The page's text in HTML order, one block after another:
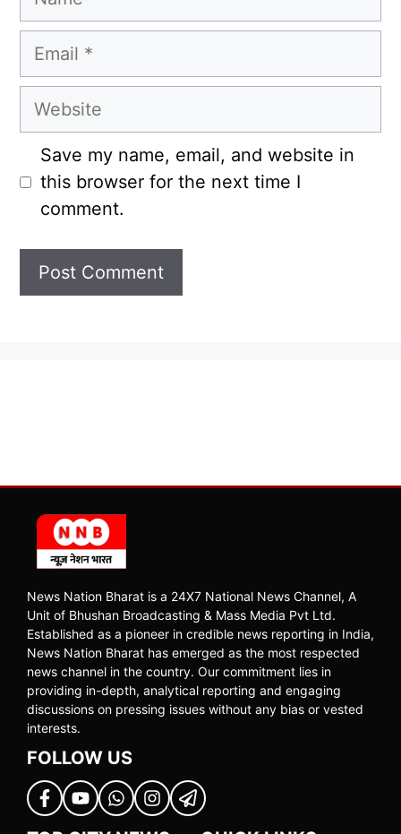
Email
Website
Save my name, email, and website in
this browser for the next time I
comment.
News Nation Bharat is a 24X7 National News Channel, A
Unit of Bhushan Broadcasting & Mass Media Pvt Ltd.
Established as a pioneer in credible news reporting in India,
News Nation Bharat has emerged as the most respected
news channel in the country. Our commitment lies in
providing in-depth, analytical reporting and engaging
discussions on pressing issues without any bias or vested
interests.
FOLLOW US